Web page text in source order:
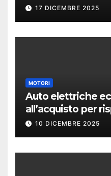
17 DICEMBRE 2025
MOTORI
Auto elettriche
all’acquisto per
10 DICEMBRE 2025